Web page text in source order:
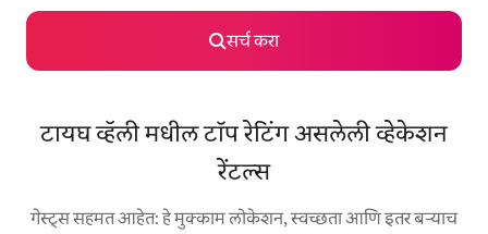
सर्च करा
टायघ व्हॅली मधील टॉप रेटिंग असलेली व्हेकेशन
रेंटल्स
गेस्ट्स सहमत आहेत: हे मुक्काम लोकेशन, स्वच्छता आणि इतर बऱ्याच